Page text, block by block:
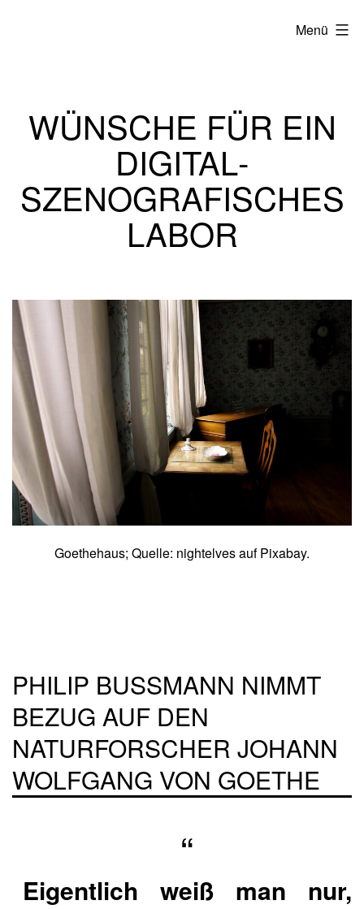
Menü
WÜNSCHE FÜR EIN
DIGITAL­
SZENOGRAFISCHES
LABOR
Goethehaus; Quelle: nightelves auf Pixabay.
PHILIP BUSSMANN NIMMT B
EZUG AUF DEN N
ATURFORSCHER JOHANN W
OLFGANG VON GOETHE
Eigentlich weiß man nur,